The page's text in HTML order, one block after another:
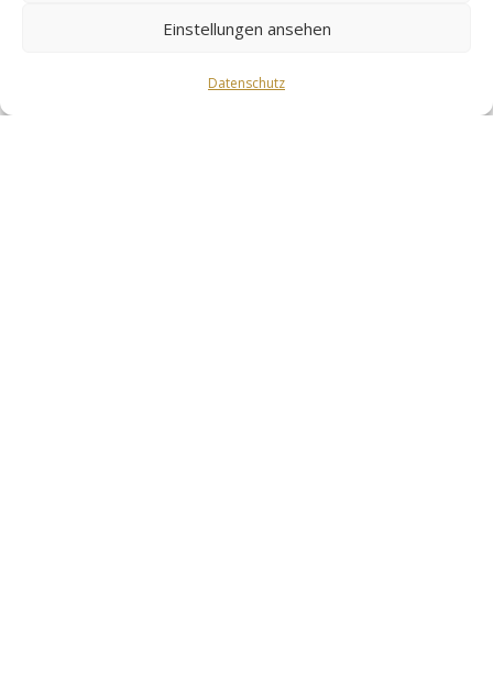
Einstellungen ansehen
Datenschutz